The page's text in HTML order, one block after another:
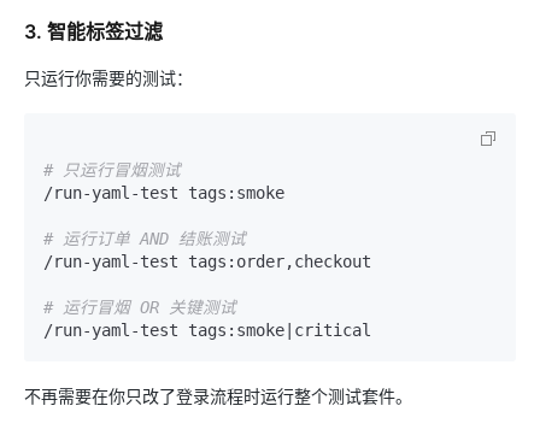
3. 智能标签过滤
只运行你需要的测试：
# 只运行冒烟测试
/run-yaml-test tags:smoke
# 运行订单 AND 结账测试
/run-yaml-test tags:order,checkout
# 运行冒烟 OR 关键测试
不再需要在你只改了登录流程时运行整个测试套件。